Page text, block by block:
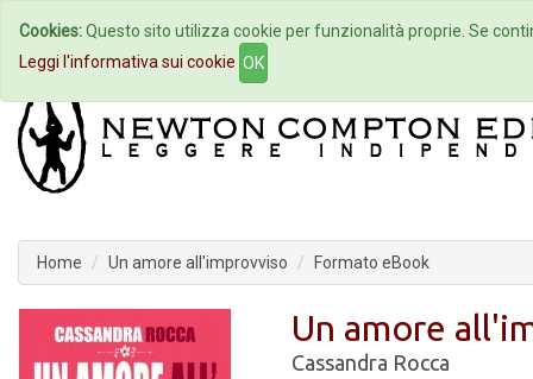
Home Autori Eventi
Home Un amore all'improvviso Formato eBook
Un amore
Cassandra Rocca
Cookies:Questo sito utilizza cookie per funzionalità proprie. Se
Leggi l'informativa sui cookie OK